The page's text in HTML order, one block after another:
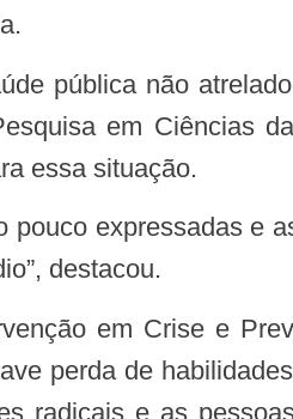
em Ciências
essa situação.
destacou.
perda de
radicais e as